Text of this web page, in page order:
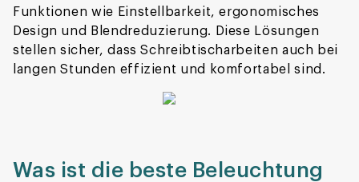
Funktionen wie Einstellbarkeit, ergonomisches
Design und Blendreduzierung. Diese Lösungen
stellen sicher, dass Schreibtischarbeiten auch bei
langen Stunden effizient und komfortabel sind.
Was ist die beste Beleuchtung